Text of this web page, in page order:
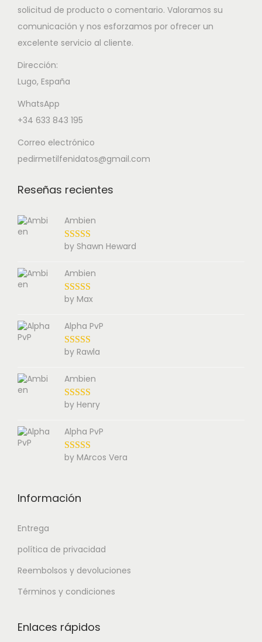
solicitud de producto o comentario. Valoramos su
comunicación y nos esforzamos por ofrecer un
excelente servicio al cliente.
Dirección:
Lugo, España
WhatsApp
+34 633 843 195
Correo electrónico
pedirmetilfenidatos@gmail.com
Reseñas recientes
Ambien
by Shawn Heward
Ambien
by Max
Alpha PvP
by Rawla
Ambien
by Henry
Alpha PvP
by MArcos Vera
Información
Entrega
política de privacidad
Reembolsos y devoluciones
Términos y condiciones
Enlaces rápidos